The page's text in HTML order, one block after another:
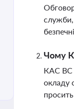
служби,
Чому
КАС ВС
окладу